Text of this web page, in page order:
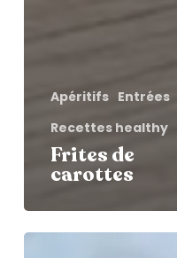
Apéritifs Entrées
Recettes healthy
Frites de
carottes